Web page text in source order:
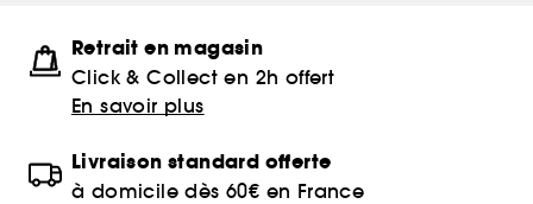
Retrait en magasin
Click & Collect en 2h offert
En savoir plus
Livraison standard offerte
à domicile dès 60€ en France